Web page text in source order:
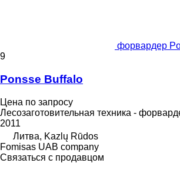
форвардер
9
Ponsse Buffalo
Цена по запросу
Лесозаготовительная техника -
2011
Литва, Kazlų Rūdos
Fomisas UAB company
Связаться с продавцом